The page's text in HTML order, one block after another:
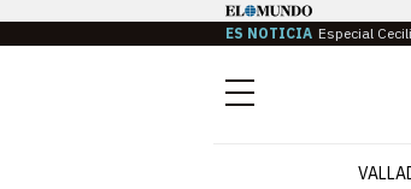
ES NOTICIA Especial
Menú